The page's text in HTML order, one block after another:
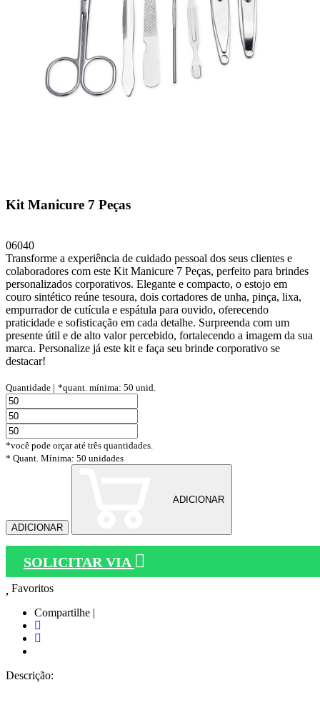
Kit Manicure 7 Peças
06040
Transforme a experiência de cuidado pessoal dos seus clientes e
colaboradores com este Kit Manicure 7 Peças, perfeito para brindes
personalizados corporativos. Elegante e compacto, o estojo em
couro sintético reúne tesoura, dois cortadores de unha, pinça, lixa,
empurrador de cutícula e espátula para ouvido, oferecendo
praticidade e sofisticação em cada detalhe. Surpreenda com um
presente útil e de alto valor percebido, fortalecendo a imagem da sua
marca. Personalize já este kit e faça seu brinde corporativo se
destacar!
Quantidade | *quant. mínima: 50 unid.
*você pode orçar até três quantidades.
* Quant. Mínima: 50 unidades
ADICIONAR
ADICIONAR
SOLICITAR VIA
Favoritos
Compartilhe |
Descrição: